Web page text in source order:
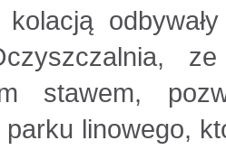
kolacją
stawem,
linowego,